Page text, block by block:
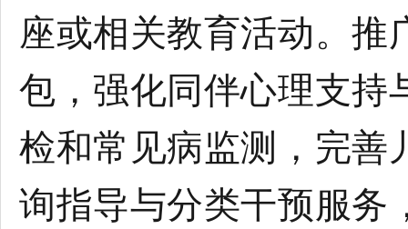
座或相关教育活动。推
包，强化同伴心理支持
检和常见病监测，完善
询指导与分类干预服务